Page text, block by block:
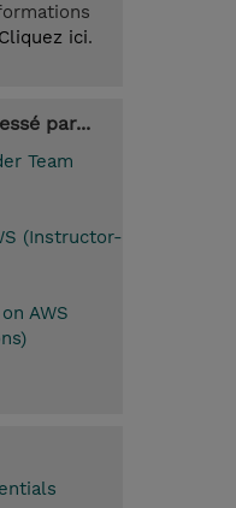
Cliquez ici.
par...
Team
(Instructor-
AWS